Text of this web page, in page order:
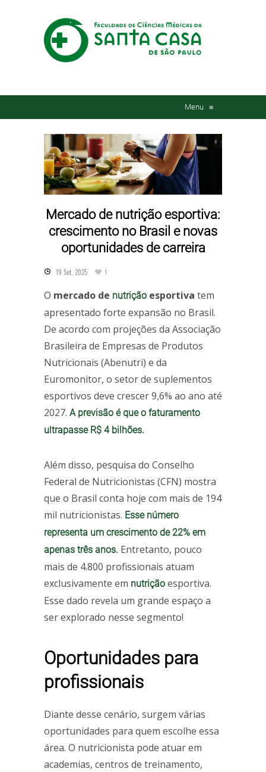
Menu ≡
Mercado de nutrição esportiva:
crescimento no Brasil e novas
oportunidades de carreira
19 Set, 2025 1
O mercado de nutrição esportiva tem
apresentado forte expansão no Brasil.
De acordo com projeções da Associação
Brasileira de Empresas de Produtos
Nutricionais (Abenutri) e da
Euromonitor, o setor de suplementos
esportivos deve crescer 9,6% ao ano até
2027. A previsão é que o faturamento
ultrapasse R$ 4 bilhões.
Além disso, pesquisa do Conselho
Federal de Nutricionistas (CFN) mostra
que o Brasil conta hoje com mais de 194
mil nutricionistas. Esse número
representa um crescimento de 22% em
apenas três anos. Entretanto, pouco
mais de 4.800 profissionais atuam
exclusivamente em nutrição esportiva.
Esse dado revela um grande espaço a
ser explorado nesse segmento!
Oportunidades para
profissionais
Diante desse cenário, surgem várias
oportunidades para quem escolhe essa
área. O nutricionista pode atuar em
academias, centros de treinamento,